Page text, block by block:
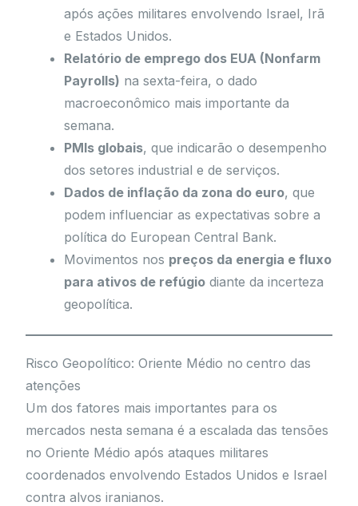
após ações militares envolvendo Israel, Irã
e Estados Unidos.
Relatório de emprego dos EUA (Nonfarm
Payrolls) na sexta-feira, o dado
macroeconômico mais importante da
semana.
PMIs globais, que indicarão o desempenho
dos setores industrial e de serviços.
Dados de inflação da zona do euro, que
podem influenciar as expectativas sobre a
política do European Central Bank.
Movimentos nos preços da energia e fluxo
para ativos de refúgio diante da incerteza
geopolítica.
Risco Geopolítico: Oriente Médio no centro das
atenções
Um dos fatores mais importantes para os
mercados nesta semana é a escalada das tensões
no Oriente Médio após ataques militares
coordenados envolvendo Estados Unidos e Israel
contra alvos iranianos.